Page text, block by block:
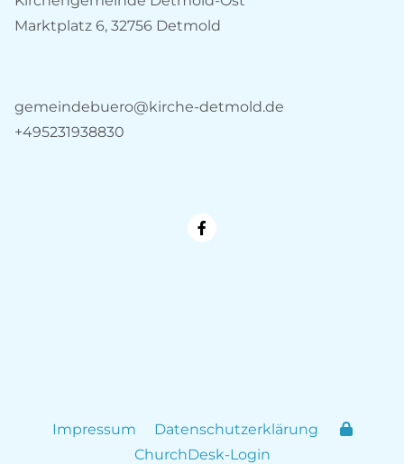
Marktplatz 6, 32756 Detmold
gemeindebuero@kirche-detmold.de
+495231938830
Impressum
Datenschutzerklärung
ChurchDesk-Login